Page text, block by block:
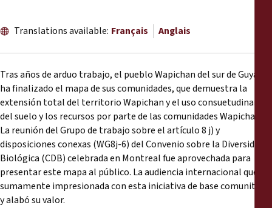
Matériel de formation
Procédures juridiques
Déclarations
Rapports annuels
Translations available: Français Anglais
Tras años de arduo trabajo, el pueblo Wapichan del sur de Guyana
ha finalizado el mapa de sus comunidades, que demuestra la
extensión total del territorio Wapichan y el uso consuetudinaria
del suelo y los recursos por parte de las comunidades Wapichan.
La reunión del Grupo de trabajo sobre el artículo 8 j) y
disposiciones conexas (WG8j-6) del Convenio sobre la Diversidad
Biológica (CDB) celebrada en Montreal fue aprovechada para
presentar este mapa al público. La audiencia internacional quedó
sumamente impresionada con esta iniciativa de base comunitaria
y alabó su valor.